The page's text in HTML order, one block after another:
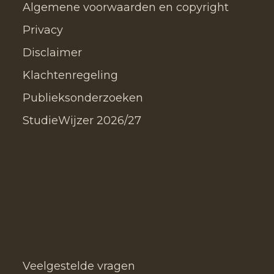
Algemene voorwaarden en copyright
Privacy
Disclaimer
Klachtenregeling
Publieksonderzoeken
StudieWijzer 2026/27
Veelgestelde vragen